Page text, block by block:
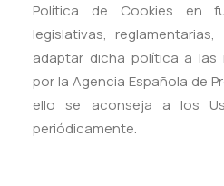
Política de Cookies en
legislativas,
adaptar dicha política a las
por la Agencia Española de
ello se aconseja a los
periódicamente.